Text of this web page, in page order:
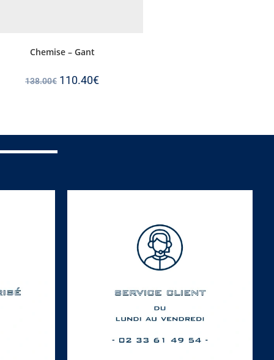
Chemise – Gant
138.00€ 110.40€